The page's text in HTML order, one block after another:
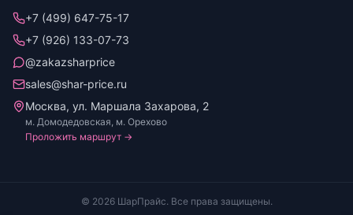
+7 (499) 647-75-17
+7 (926) 133-07-73
@zakazsharprice
sales@shar-price.ru
Москва, ул. Маршала Захарова, 2
м. Домодедовская, м. Орехово
Проложить маршрут →
© 2026 ШарПрайс. Все права защищены.